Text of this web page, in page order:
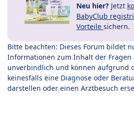
Neu hier? Jetzt
BabyClub
Vorteile sichern.
Bitte beachten: Dieses Forum bildet
Informationen zum Inhalt der Fragen
unverbindlich und können aufgrund
keinesfalls eine Diagnose oder
darstellen oder einen Arztbesuch